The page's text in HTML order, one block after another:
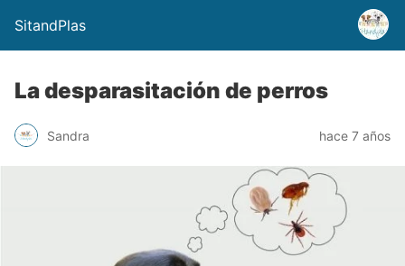
SitandPlas
La desparasitación de perros
Sandra hace 7 años